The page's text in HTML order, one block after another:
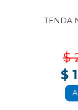
TENDA
$
$